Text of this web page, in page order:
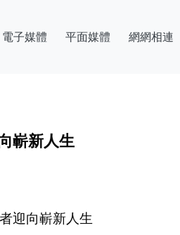
電子媒體 平面媒體 網網相連
嶄新人生
迎向嶄新人生